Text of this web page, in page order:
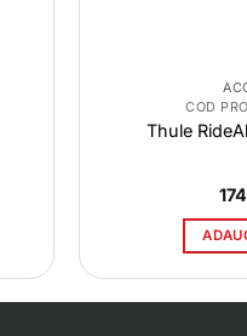
COD
Thule